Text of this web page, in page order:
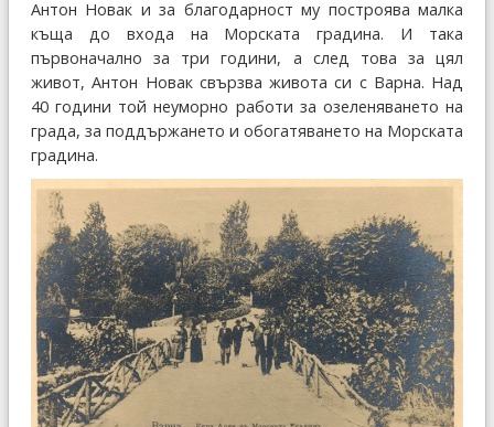
Антон Новак и за благодарност му построява малка
къща до входа на Морската градина. И така
първоначално за три години, а след това за цял
живот, Антон Новак свързва живота си с Варна. Над
40 години той неуморно работи за озеленяването на
града, за поддържането и обогатяването на Морската
градина.